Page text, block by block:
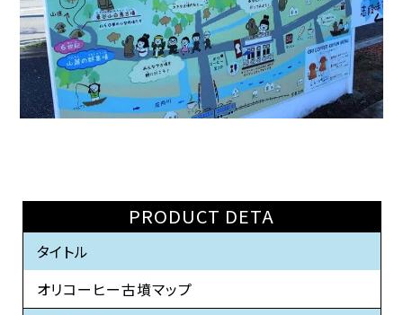
PRODUCT DETA
タイトル
オリコーヒー古墳マップ